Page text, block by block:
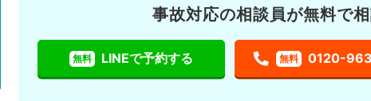
事故対応の相談員が無料で相
無料 LINEで予約する 無料 0120-